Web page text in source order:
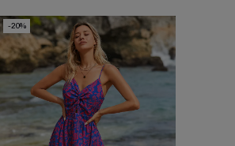
-20%